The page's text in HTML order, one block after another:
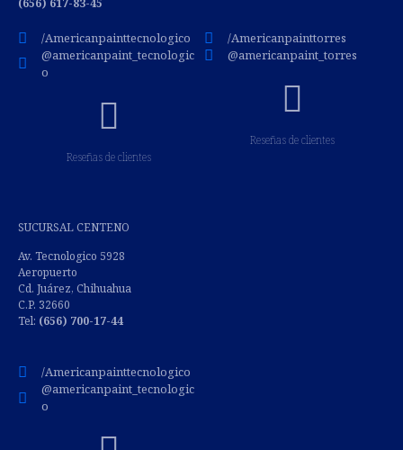
/Americanpainttecnologico
@americanpaint_tecnologic
o
Reseñas de clientes
/Americanpainttorres
@americanpaint_torres
Reseñas de clientes
SUCURSAL CENTENO
Av. Tecnologico 5928
Aeropuerto
Cd. Juárez, Chihuahua
C.P. 32660
Tel: (656) 700-17-44
/Americanpainttecnologico
@americanpaint_tecnologic
o